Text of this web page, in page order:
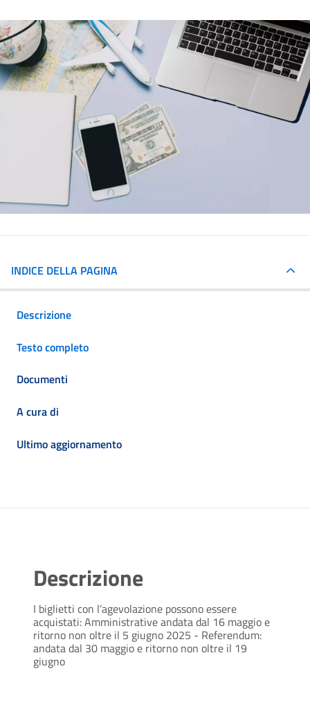
INDICE DELLA PAGINA
Descrizione
Testo completo
Documenti
A cura di
Ultimo aggiornamento
Descrizione
I biglietti con l’agevolazione possono essere
acquistati: Amministrative andata dal 16 maggio e
ritorno non oltre il 5 giugno 2025 - Referendum:
andata dal 30 maggio e ritorno non oltre il 19
giugno